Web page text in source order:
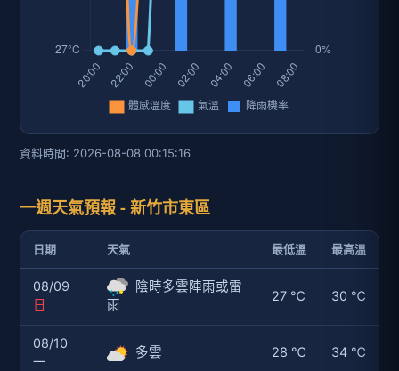
資料時間: 2026-08-08 00:15:16
一週天氣預報 - 新竹市東區
日期 天氣 最低溫 最高溫
08/09
日
陰時多雲陣雨或雷
雨
27 ℃ 30 ℃
08/10
一
多雲 28 ℃ 34 ℃